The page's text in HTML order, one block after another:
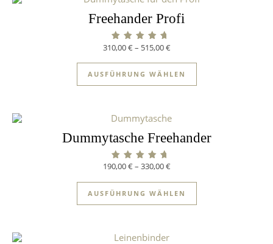
Freehander Profi
Bewertet mit
310,00€– 515,00€
AUSFÜHRUNG WÄHLEN
Dummytasche Freehander
Bewertet mit
190,00€– 330,00€
AUSFÜHRUNG WÄHLEN